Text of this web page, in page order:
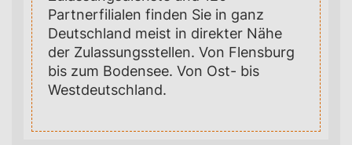
Partnerfilialen finden Sie in ganz
Deutschland meist in direkter Nähe
der Zulassungsstellen. Von Flensburg
bis zum Bodensee. Von Ost- bis
Westdeutschland.